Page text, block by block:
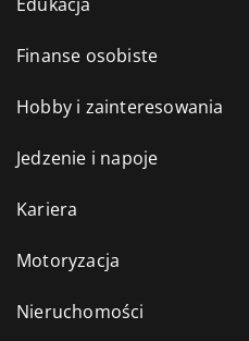
Edukacja
Finanse osobiste
Hobby i zainteresowania
Jedzenie i napoje
Kariera
Motoryzacja
Nieruchomości